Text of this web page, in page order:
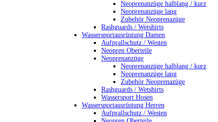
Neoprenanzüge halblang / kurz
Neoprenanzüge lang
Zubehör Neoprenazüge
Rashguards / Wetshirts
Wassersportausrüstung Damen
Aufprallschutz / Westen
Neopren Oberteile
Neoprenanzüge
Neoprenanzüge halblang / kurz
Neoprenanzüge lang
Zubehör Neoprenazüge
Rashguards / Wetshirts
Wassersport Hosen
Wassersportausrüstung Herren
Aufprallschutz / Westen